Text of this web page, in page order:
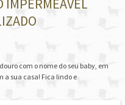
IMPERMEÁVEL
com o nome do seu baby, em
a sua casa! Fica lindo e